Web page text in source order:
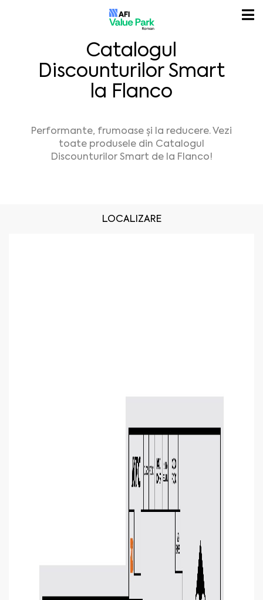
Catalogul
Discounturilor Smart
la Flanco
Performante, frumoase și la reducere. Vezi
toate produsele din Catalogul
Discounturilor Smart de la Flanco!
LOCALIZARE